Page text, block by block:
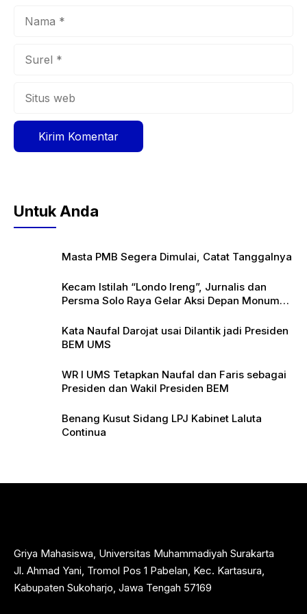
Untuk Anda
Masta PMB Segera Dimulai, Catat Tanggalnya
Kecam Istilah “Londo Ireng”, Jurnalis dan
Persma Solo Raya Gelar Aksi Depan Monumen
Kata Naufal Darojat usai Dilantik jadi Presiden
BEM UMS
WR I UMS Tetapkan Naufal dan Faris sebagai
Presiden dan Wakil Presiden BEM
Benang Kusut Sidang LPJ Kabinet Laluta
Continua
Griya Mahasiswa, Universitas Muhammadiyah Surakarta
Jl. Ahmad Yani, Tromol Pos 1 Pabelan, Kec. Kartasura,
Kabupaten Sukoharjo, Jawa Tengah 57169